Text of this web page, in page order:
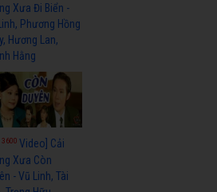
Xưa Đi Biển -
Phương Hồng
Hương Lan,
Hằng
3600Video] Cải
Xưa Còn
- Vũ Linh, Tài